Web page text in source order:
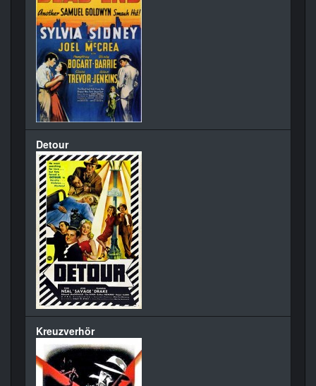
Detour
Kreuzverhör